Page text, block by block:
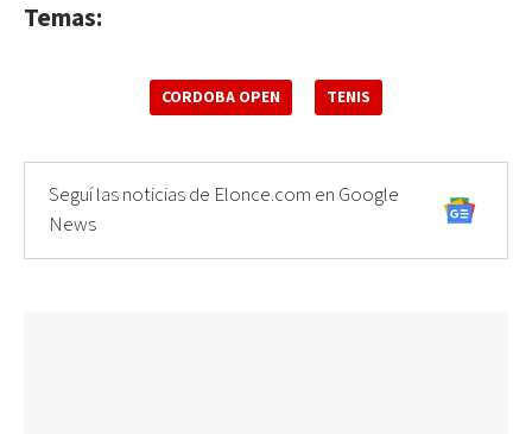
Temas:
CORDOBA OPEN TENIS
Seguí las noticias de Elonce.com en Google
News